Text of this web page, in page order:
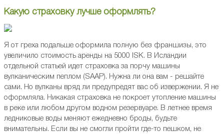
Какую страховку лучше оформлять?
Я от греха подальше оформила полную без франшизы, это
увеличило стоимость аренды на 5000 ISK. В Исландии
отдельной статьей идет страховка за порчу машины
вулканическим пеплом (SAAP). Нужна ли она вам - решайте
сами. Но вулканы вряд ли предупредят вас об извержении. Я не
оформляла. Никакая страховка не покроет утопление машины
в реке или любом другом водном резервуаре. В летнее время
ледниковые воды меняют ежедневно броды, будьте
внимательны. Если вы не смогли пройти где-то пешком, не